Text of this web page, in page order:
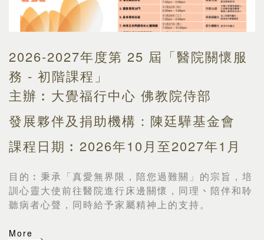
2026-2027年度第 25 屆「醫院關懷服
務 - 初階課程」
主辦︰大覺福行中心 佛教院侍部
發展夥伴及捐助機構：陳廷驊基金會
課程日期︰2026年10月至2027年1月
目的︰ 秉承「真愛無界限，陪您過難關」的宗旨，培
訓心靈大使前往醫院進行床邊關懷，同理 、
陪伴和聆
聽病者心聲，同時給予家屬精神上的支持。
More